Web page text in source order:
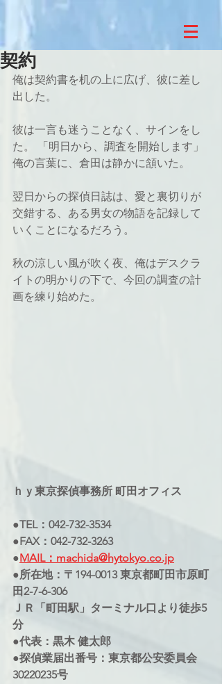
契約
俺は契約書を机の上に広げ、彼に差し
出した。
彼は一言も迷うことなく、サインをし
た。 「明日から、調査を開始します」
俺の言葉に、倉田は静かに頷いた。
翌日からの探偵日誌は、愛と裏切りが
交錯する、ある男女の物語を記録して
いくことになるだろう。
秋の涼しい風が吹く夜、俺はデスクラ
イトの明かりの下で、今回の調査の計
画を練り始めた。
ｈｙ東京探偵事務所 町田オフィス
●TEL：042-732-3534
●FAX：042-732-3263
●MAIL：machida@hytokyo.co.jp
●所在地：〒194-0013 東京都町田市原町
田2-7-6-306
ＪＲ「町田駅」ターミナル口より徒歩5
分
●代表：黒木 健太郎
●探偵業届出番号：東京都公安委員会
30220235号